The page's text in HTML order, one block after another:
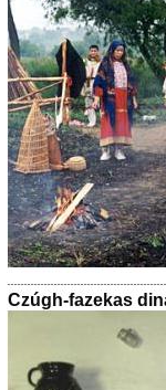
Czúgh-fazekas